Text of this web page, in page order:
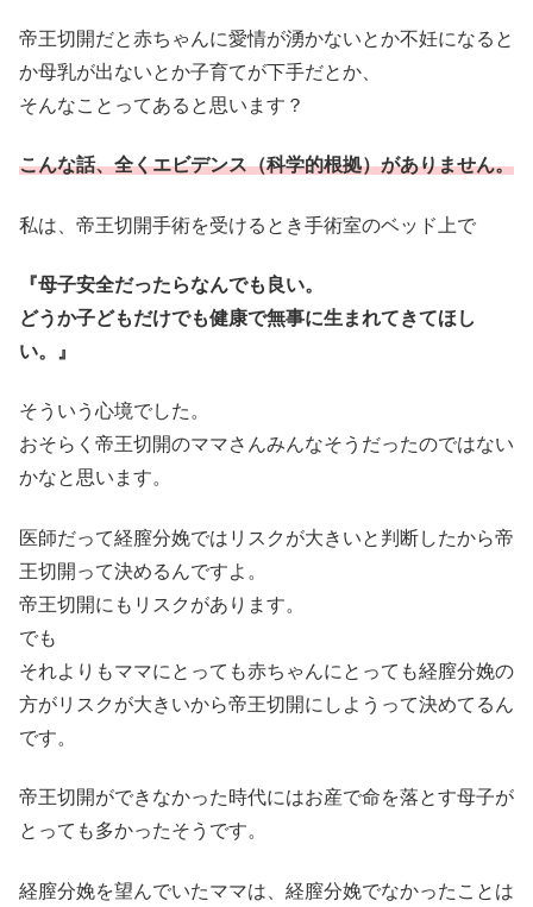
帝王切開だと赤ちゃんに愛情が湧かないとか不妊になると
か母乳が出ないとか子育てが下手だとか、
そんなことってあると思います？
こんな話、全くエビデンス（科学的根拠）がありません。
私は、帝王切開手術を受けるとき手術室のベッド上で
『母子安全だったらなんでも良い。
どうか子どもだけでも健康で無事に生まれてきてほし
い。』
そういう心境でした。
おそらく帝王切開のママさんみんなそうだったのではない
かなと思います。
医師だって経膣分娩ではリスクが大きいと判断したから帝
王切開って決めるんですよ。
帝王切開にもリスクがあります。
でも
それよりもママにとっても赤ちゃんにとっても経膣分娩の
方がリスクが大きいから帝王切開にしようって決めてるん
です。
帝王切開ができなかった時代にはお産で命を落とす母子が
とっても多かったそうです。
経膣分娩を望んでいたママは、経膣分娩でなかったことは